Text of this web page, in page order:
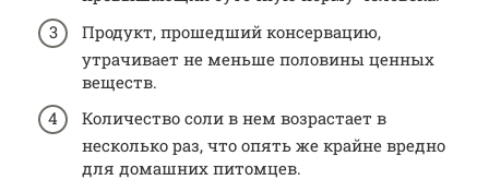
Продукт, прошедший консервацию,
утрачивает не меньше половины ценных
веществ.
Количество соли в нем возрастает в
несколько раз, что опять же крайне вредно
для домашних питомцев.